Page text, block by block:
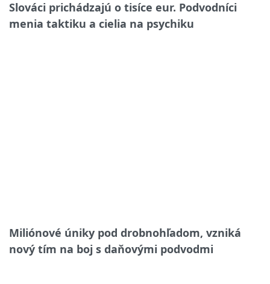
Slováci prichádzajú o tisíce eur. Podvodníci
menia taktiku a cielia na psychiku
Miliónové úniky pod drobnohľadom, vzniká
nový tím na boj s daňovými podvodmi